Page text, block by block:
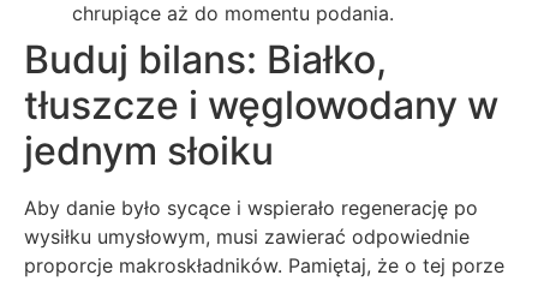
chrupiące aż do momentu podania.
Buduj bilans: Białko,
tłuszcze i węglowodany w
jednym słoiku
Aby danie było sycące i wspierało regenerację po
wysiłku umysłowym, musi zawierać odpowiednie
proporcje makroskładników. Pamiętaj, że o tej porze